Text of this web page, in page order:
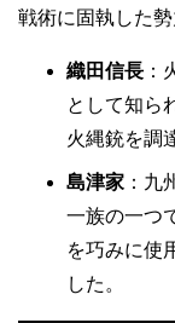
戦術に固執した
織田信長 ：
として知ら
火縄銃を調
島津家 ：九
一族の一つ
を巧みに使
した。